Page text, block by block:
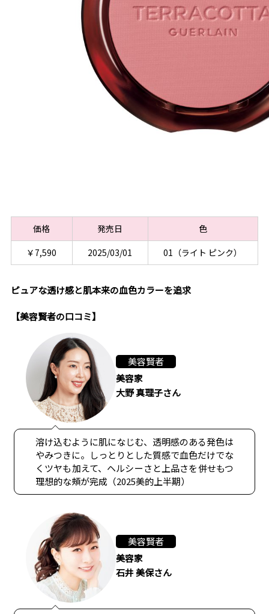
価格 発売日
色
￥7,590
2025/03/01 01（ライト ピンク）
ピュアな透け感と肌本来の血色カラーを追求
【美容賢者の口コミ】
美容賢者
美容家
大野 真理子さん
溶け込むように肌になじむ、透明感のある発色は
やみつきに。しっとりとした質感で血色だけでな
くツヤも加えて、ヘルシーさと上品さを併せもつ
理想的な頰が完成（2025美的上半期）
美容賢者
美容家
石井 美保さん